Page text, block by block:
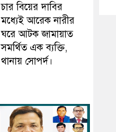
চার বিয়ের দাবির
মধ্যেই আরেক নারীর
ঘরে আটক জামায়াত
সমর্থিত এক ব্যক্তি,
থানায় সোপর্দ।